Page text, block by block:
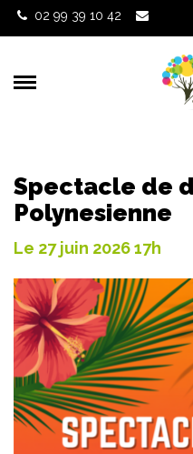
Gestion des traceurs
02 99 39 10 42
Spectacle de
Polynesienne
Le 27 juin 202617h